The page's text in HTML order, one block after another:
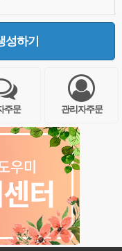
성하기
주문 관리자주문